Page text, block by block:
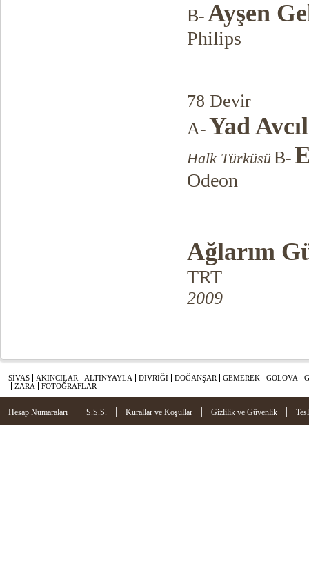
B-Ayşen
Philips
78 Devir
A-Yad
Halk Türküsü B-
Odeon
Ağlarım
TRT
2009
SİVAS AKINCILAR ALTINYAYLA DİVRİĞİ DOĞANŞAR GEMEREK GÖLOVA
ZARA
FOTOĞRAFLAR
Hesap Numaraları | S.S.S. | Kurallar ve Koşullar | Gizlilik ve Güvenlik |